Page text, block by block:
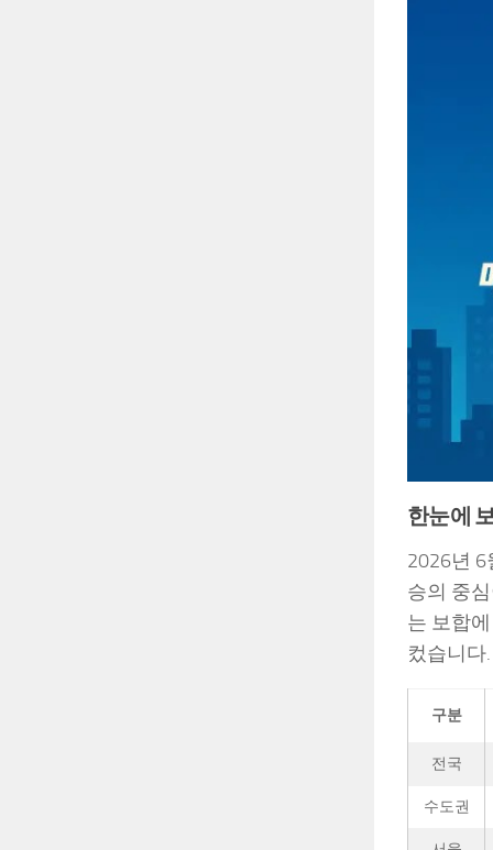
한눈에
2026년 6
승의 중
는 보합
컸습니다.
구분
전국
수도권